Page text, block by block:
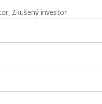
Zkušený investor